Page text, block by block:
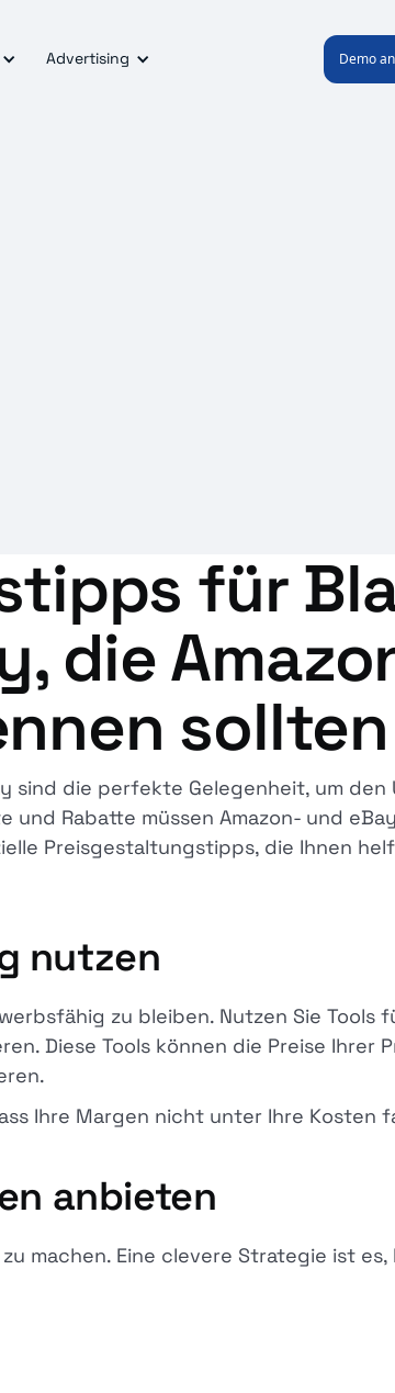
Advertising Demo
für
die
sollten
sind die perfekte Gelegenheit, um den
Rabatte müssen Amazon- und
Preisgestaltungstipps, die Ihnen
nutzen
zu bleiben. Nutzen Sie Tools
Diese Tools können die Preise Ihrer
Ihre Margen nicht unter Ihre Kosten
anbieten
machen. Eine clevere Strategie ist